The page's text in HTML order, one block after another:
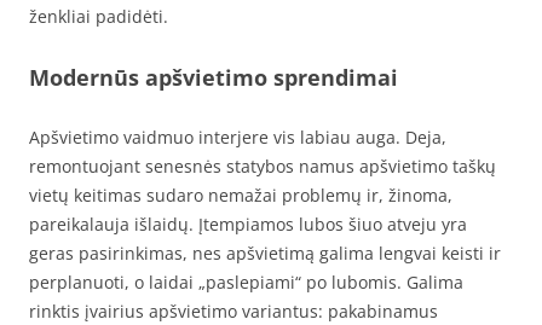
ženkliai padidėti.
Modernūs apšvietimo sprendimai
Apšvietimo vaidmuo interjere vis labiau auga. Deja,
remontuojant senesnės statybos namus apšvietimo taškų
vietų keitimas sudaro nemažai problemų ir, žinoma,
pareikalauja išlaidų. Įtempiamos lubos šiuo atveju yra
geras pasirinkimas, nes apšvietimą galima lengvai keisti ir
perplanuoti, o laidai „paslepiami“ po lubomis. Galima
rinktis įvairius apšvietimo variantus: pakabinamus